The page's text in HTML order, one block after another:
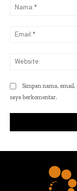
Simpan nama,
saya berkomentar.